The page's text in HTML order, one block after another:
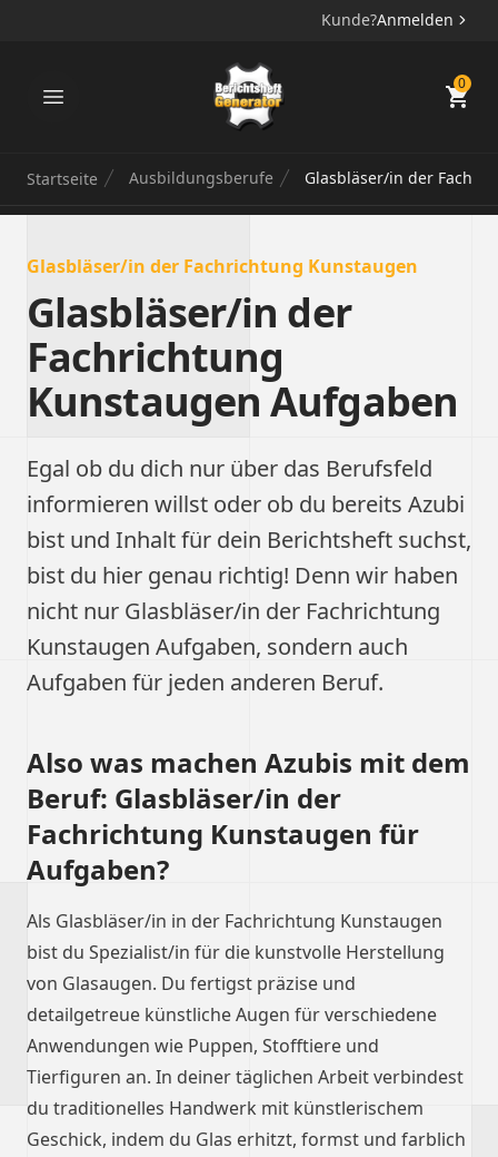
Kunde?Anmelden
Berichtsheft Generator 0
Startseite Ausbildungsberufe Glasbläser/in der
Glasbläser/in der Fachrichtung Kunstaugen
Glasbläser/in der
Fachrichtung
Kunstaugen Aufgaben
Egal ob du dich nur über das Berufsfeld
informieren willst oder ob du bereits Azubi
bist und Inhalt für dein Berichtsheft suchst,
bist du hier genau richtig! Denn wir haben
nicht nur Glasbläser/in der Fachrichtung
Kunstaugen Aufgaben, sondern auch
Aufgaben für jeden anderen Beruf.
Also was machen Azubis mit dem
Beruf: Glasbläser/in der
Fachrichtung Kunstaugen für
Aufgaben?
Als Glasbläser/in in der Fachrichtung Kunstaugen
bist du Spezialist/in für die kunstvolle Herstellung
von Glasaugen. Du fertigst präzise und
detailgetreue künstliche Augen für verschiedene
Anwendungen wie Puppen, Stofftiere und
Tierfiguren an. In deiner täglichen Arbeit verbindest
du traditionelles Handwerk mit künstlerischem
Geschick, indem du Glas erhitzt, formst und farblich